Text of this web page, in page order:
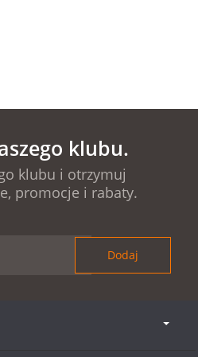
klubu.
klubu i otrzymuj
promocje i rabaty.